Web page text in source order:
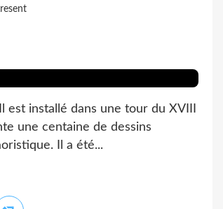
est installé dans une tour du XVIII
une centaine de dessins
Il a été...